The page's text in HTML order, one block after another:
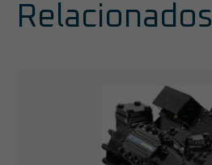
Relacionados